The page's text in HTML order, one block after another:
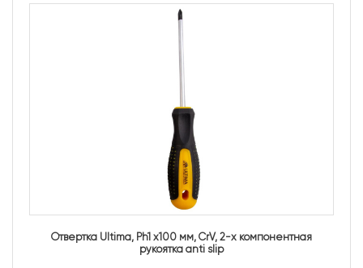
Отвертка Ultima, Ph1 х100 мм, CrV, 2-х компонентная
рукоятка anti slip